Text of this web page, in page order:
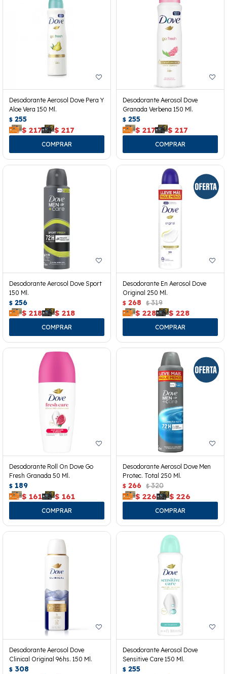
Desodorante Aerosol Dove Pera Y
Aloe Vera 150 Ml.
$ 255
$ 217 $ 217
Desodorante Aerosol Dove
Granada Verbena 150 Ml.
$ 255
$ 217 $ 217
Desodorante Aerosol Dove Sport
150 Ml.
$ 256
$ 218 $ 218
Desodorante En Aerosol Dove
Original 250 Ml.
$ 268 $ 319
$ 228 $ 228
Desodorante Roll On Dove Go
Fresh Granada 50 Ml.
$ 189
$ 161 $ 161
Desodorante Aerosol Dove Men
Protec. Total 250 Ml.
$ 266 $ 320
$ 226 $ 226
Desodorante Aerosol Dove
Clinical Original 96hs. 150 Ml.
$ 308
Desodorante Aerosol Dove
Sensitive Care 150 Ml.
$ 255